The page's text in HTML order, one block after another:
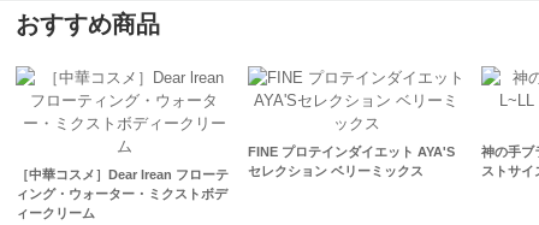
おすすめ商品
［中華コスメ］Dear lrean フローテ
ィング・ウォーター・ミクストボデ
ィークリーム
FINE プロテインダイエット AYA'S
セレクション ベリーミックス
神の手
ストサイ